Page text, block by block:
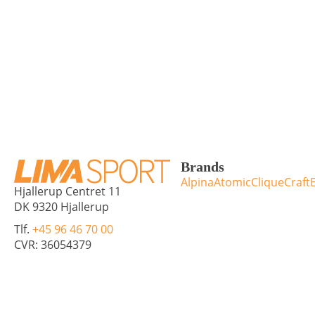
Hjallerup Centret 11
DK 9320 Hjallerup
Tlf. +45 96 46 70 00
CVR: 36054379
Brands
AlpinaAtomicCliqueCraft